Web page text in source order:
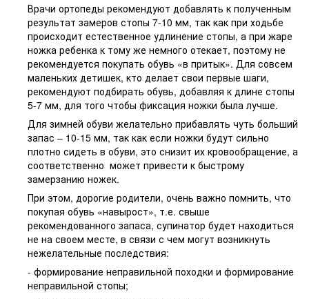
Врачи ортопеды рекомендуют добавлять к полученным
результат замеров стопы 7-10 мм, так как при ходьбе
происходит естественное удлинение стопы, а при жаре
ножка ребенка к тому же немного отекает, поэтому не
рекомендуется покупать обувь «в притык». Для совсем
маленьких детишек, кто делает свои первые шаги,
рекомендуют подбирать обувь, добавляя к длине стопы
5-7 мм, для того чтобы фиксация ножки была лучше.
Для зимней обуви желательно прибавлять чуть больший
запас – 10-15 мм, так как если ножки будут сильно
плотно сидеть в обуви, это снизит их кровообращение, а
соответственно может привести к быстрому
замерзанию ножек.
При этом, дорогие родители, очень важно помнить, что
покупая обувь «навырост», т.е. свыше
рекомендованного запаса, супинатор будет находиться
не на своем месте, в связи с чем могут возникнуть
нежелательные последствия:
- формирование неправильной походки и формирование
неправильной стопы;